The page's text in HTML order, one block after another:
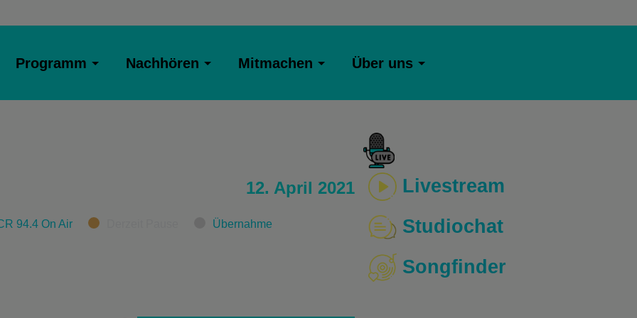
Programm Nachhören Mitmachen Über uns
12. April 2021
94.4 On Air Übernahme
Livestream
Studiochat
Songfinder